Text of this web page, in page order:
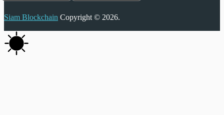
Siam Blockchain Copyright © 2026.